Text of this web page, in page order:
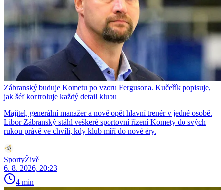
Zábranský buduje Kometu po vzoru Fergusona. Kučeřík popisuje,
jak šéf kontroluje každý detail klubu
Majitel, generální manažer a nově opět hlavní trenér v jedné osobě.
Libor Zábranský stáhl veškeré sportovní řízení Komety do svých
rukou právě ve chvíli, kdy klub míří do nové éry.
SportyŽivě
6. 8. 2026, 20:23
4 min